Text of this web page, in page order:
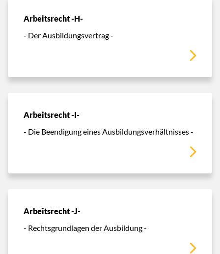
Arbeitsrecht -H-
- Der Ausbildungsvertrag -
Arbeitsrecht -I-
- Die Beendigung eines Ausbildungsverhältnisses -
Arbeitsrecht -J-
- Rechtsgrundlagen der Ausbildung -